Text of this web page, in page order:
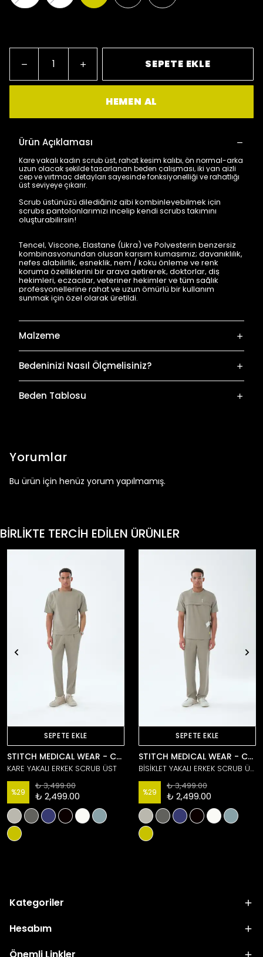
SEPETE EKLE
HEMEN AL
Ürün Açıklaması
Kare yakalı kadın scrub üst, rahat kesim kalıbı, ön normal-arka
uzun olacak şekilde tasarlanan beden çalışması, iki yan gizli
cep ve yırtmaç detayları sayesinde fonksiyonelliği ve rahatlığı
üst seviyeye çıkarır.
Scrub üstünüzü dilediğiniz gibi kombinleyebilmek için
scrubs pantolonlarımızı incelip kendi scrubs takımını
oluşturabilirsin!
Tencel, Viscone, Elastane (Likra) ve Polyesterin benzersiz
kombinasyonundan oluşan karışım kumaşımız; dayanıklılık,
nefes alabilirlik, esneklik, nem / koku önleme ve renk
koruma özelliklerini bir araya getirerek, doktorlar, diş
hekimleri, eczacılar, veteriner hekimler ve tüm sağlık
profesyonellerine rahat ve uzun ömürlü bir kullanım
sunmak için özel olarak üretildi.
Malzeme
Bedeninizi Nasıl Ölçmelisiniz?
Beden Tablosu
Yorumlar
Bu ürün için henüz yorum yapılmamış.
BİRLİKTE TERCİH EDİLEN ÜRÜNLER
SEPETE EKLE
STITCH MEDICAL WEAR - Core Collection
KARE YAKALI ERKEK SCRUB ÜST
%29
₺ 3,499.00
₺ 2,499.00
SEPETE EKLE
STITCH MEDICAL WEAR - Core Collection
BİSİKLET YAKALI ERKEK SCRUB ÜST
%29
₺ 3,499.00
₺ 2,499.00
Kategoriler
Hesabım